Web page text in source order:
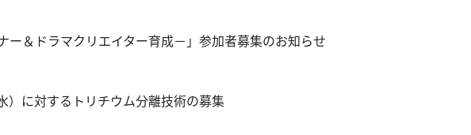
ー＆ドラマクリエイター育成－」参加者募集のお知らせ
に対するトリチウム分離技術の募集